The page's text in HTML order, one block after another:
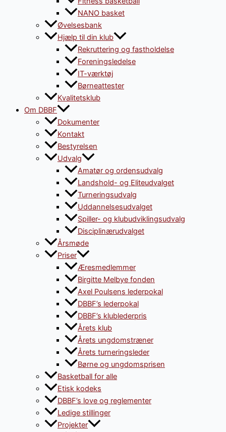
NANO basket
Øvelsesbank
Hjælp til din klub
Rekruttering og fastholdelse
Foreningsledelse
IT-værktøj
Børneattester
Kvalitetsklub
Om DBBF
Dokumenter
Kontakt
Bestyrelsen
Udvalg
Amatør og ordensudvalg
Landshold- og Eliteudvalget
Turneringsudvalg
Uddannelsesudvalget
Spiller- og klubudviklingsudvalg
Disciplinærudvalget
Årsmøde
Priser
Æresmedlemmer
Birgitte Melbye fonden
Axel Poulsens lederpokal
DBBF’s lederpokal
DBBF’s klublederpris
Årets klub
Årets ungdomstræner
Årets turneringsleder
Børne og ungdomsprisen
Basketball for alle
Etisk kodeks
DBBF’s love og reglementer
Ledige stillinger
Projekter